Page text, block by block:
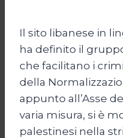
Il sito libanese in
ha definito il
che facilitano i
della
appunto all’Asse
varia misura, si è
palestinesi nella